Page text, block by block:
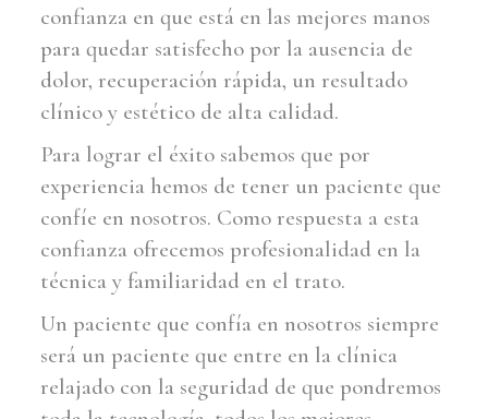
confianza en que está en las mejores manos
para quedar satisfecho por la ausencia de
dolor, recuperación rápida, un resultado
clínico y estético de alta calidad.
Para lograr el éxito sabemos que por
experiencia hemos de tener un paciente que
confíe en nosotros. Como respuesta a esta
confianza ofrecemos profesionalidad en la
técnica y familiaridad en el trato.
Un paciente que confía en nosotros siempre
será un paciente que entre en la clínica
relajado con la seguridad de que pondremos